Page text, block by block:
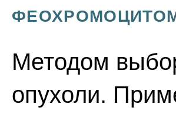
Методом
опухоли.